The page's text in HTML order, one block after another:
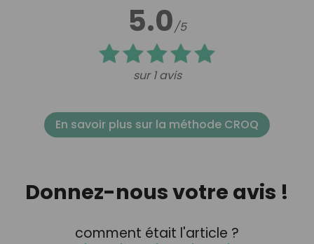
5.0/5
sur 1 avis
En savoir plus sur la méthode CROQ
Donnez-nous votre avis !
comment était l'article ?